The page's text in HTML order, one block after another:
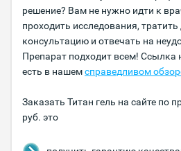
решение? Вам не нужно идти к
проходить исследования, тратить
консультацию и отвечать на
Препарат подходит всем!
есть в нашемсправедливом
Заказать Титан гель на сайте по
руб. это